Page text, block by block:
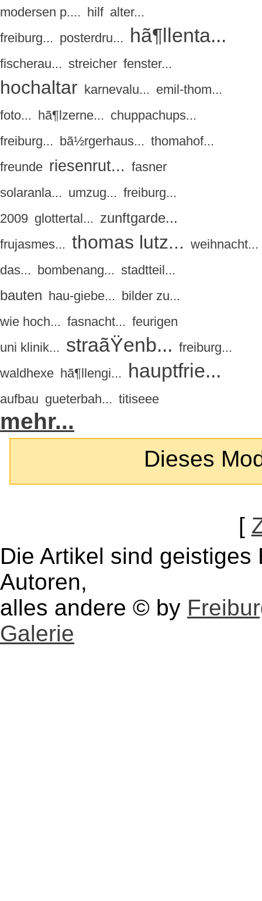
modersen p.... hilf alter...
freiburg... posterdru... hã¶llenta...
fischerau... streicher fenster...
hochaltar karnevalu... emil-thom...
foto... hã¶lzerne... chuppachups...
freiburg... bã½rgerhaus... thomahof...
freunde riesenrut... fasner
solaranla... umzug... freiburg...
2009 glottertal... zunftgarde...
frujasmes... thomas lutz... weihnacht...
das... bombenang... stadtteil...
bauten hau-giebe... bilder zu...
wie hoch... fasnacht... feurigen
uni klinik... straãŸenb... freiburg...
waldhexe hã¶llengi... hauptfrie...
aufbau gueterbah... titiseee
mehr...
Dieses
[
Die Artikel sind
Autoren,
alles andere © by
Galerie